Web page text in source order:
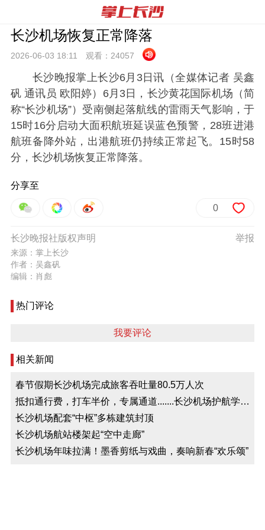
长沙机场恢复正常降落
2026-06-03 18:11 观看： 24057
长沙晚报掌上长沙6月3日讯（全媒体记者 吴鑫
矾 通讯员 欧阳婷）6月3日，长沙黄花国际机场（简
称“长沙机场”）受南侧起落航线的雷雨天气影响，于
15时16分启动大面积航班延误蓝色预警，28班进港
航班备降外站，出港航班仍持续正常起飞。15时58
分，长沙机场恢复正常降落。
分享至
0
举报
长沙晚报社版权声明
来源：掌上长沙
作者：吴鑫矾
编辑：肖彪
热门评论
我要评论
相关新闻
春节假期长沙机场完成旅客吞吐量80.5万人次
抵扣通行费，打车半价，专属通道.......长沙机场护航学子
出行
长沙机场配套“中枢”多栋建筑封顶
长沙机场航站楼架起“空中走廊”
长沙机场年味拉满！墨香剪纸与戏曲，奏响新春“欢乐颂”